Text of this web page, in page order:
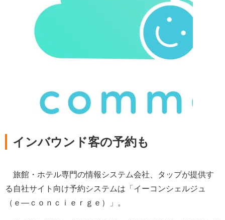
インバウンド客の予約も
旅館・ホテル専門の情報システム会社、タップが提供す
る自社サイト向け予約システムは「イーコンシェルジュ
（ｅ―ｃｏｎｃｉｅｒｇｅ）」。